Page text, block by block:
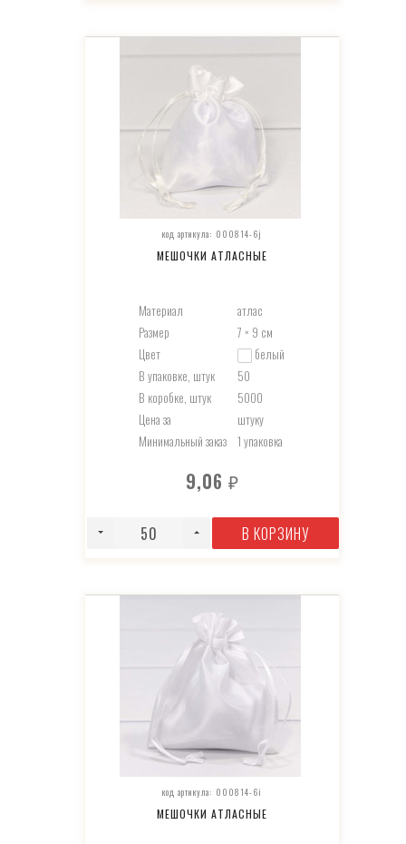
код артикула: 000814-6j
МЕШОЧКИ АТЛАСНЫЕ
Материал
атлас
Размер
7 × 9 см
Цвет
белый
В упаковке, штук
50
В коробке, штук
5000
Цена за
штуку
Минимальный заказ
1 упаковка
9,06 ₽
В КОРЗИНУ
код артикула: 000814-6i
МЕШОЧКИ АТЛАСНЫЕ